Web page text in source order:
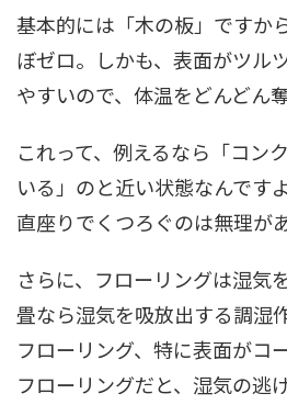
基本的には「木の板」ですか
ぼゼロ。しかも、表面がツル
やすいので、体温をどんどん
これって、例えるなら「コン
いる」のと近い状態なんです
直座りでくつろぐのは無理が
さらに、フローリングは湿気
畳なら湿気を吸放出する調湿
フローリング、特に表面がコ
フローリングだと、湿気の逃